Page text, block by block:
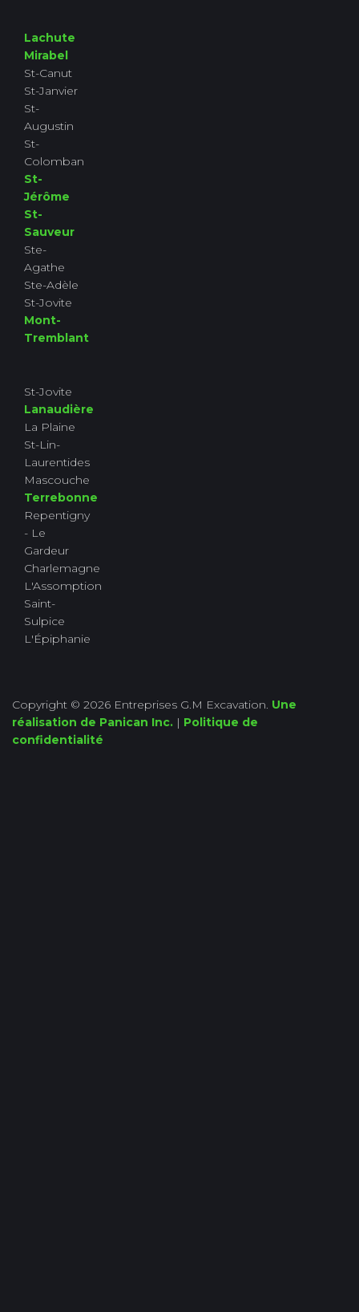
Lachute
Mirabel
St-Canut
St-Janvier
St-
Augustin
St-
Colomban
St-
Jérôme
St-
Sauveur
Ste-
Agathe
Ste-Adèle
St-Jovite
Mont-
Tremblant
St-Jovite
Lanaudière
La Plaine
St-Lin-
Laurentides
Mascouche
Terrebonne
Repentigny
- Le
Gardeur
Charlemagne
L'Assomption
Saint-
Sulpice
L'Épiphanie
Copyright © 2026 Entreprises G.M Excavation. Une
réalisation de Panican Inc. | Politique de
confidentialité